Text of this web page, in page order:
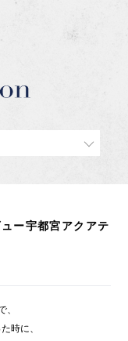
ー宇都宮アクアテ
、
時に、